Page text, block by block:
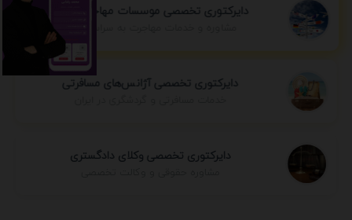
دایرکتوری تخصصی موسسات مهاجرتی ایران
مشاوره و خدمات مهاجرت به سراسر جهان
دایرکتوری تخصصی آژانس‌های مسافرتی
دایرکتوری تخصصی وکلای دادگستری